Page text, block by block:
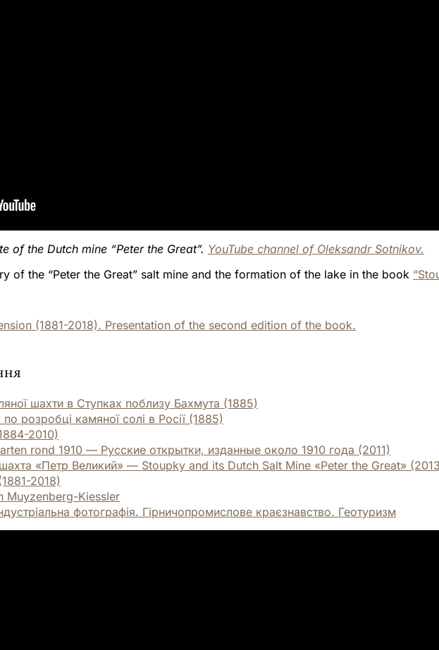
of the Dutch mine “Peter the Great”. YouTube channel of Oleksandr Sotnikov.
of the “Peter the Great” salt mine and the formation of the lake in the book
(1881-2018). Presentation of the second edition of the book.
шахти в Ступках поблизу Бахмута (1885)
розробці камяної солі в Росії (1885)
2010)
rond 1910 — Русские открытки, изданные около 1910 года (2011)
«Петр Великий» — Stoupky and its Dutch Salt Mine «Peter the Great»
2018)
Muyzenberg-Kiessler
фотографія. Гірничопромислове краєзнавство. Геотуризм